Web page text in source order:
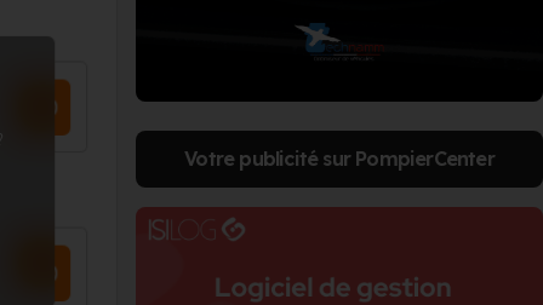
Votre publicité sur PompierCenter